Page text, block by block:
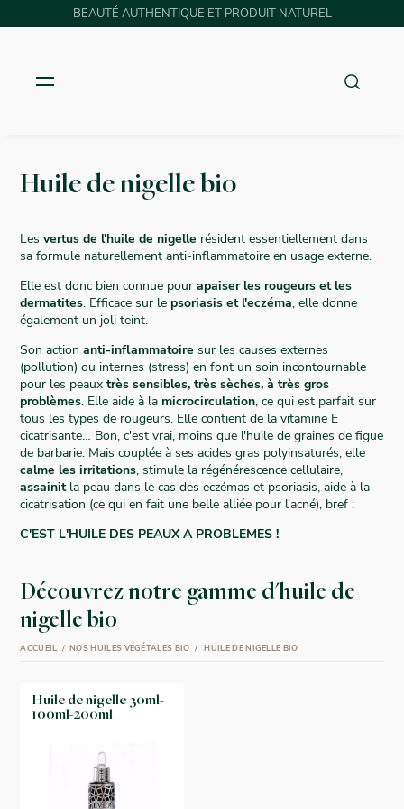
BEAUTÉ AUTHENTIQUE ET PRODUIT NATUREL
Huile de nigelle bio
Lesvertus de l'huile de nigelle résident essentiellement dans
sa formule naturellement anti-inflammatoire en usage externe.
Elle est donc bien connue pourapaiser les rougeurs et les
dermatites. Efficace sur lepsoriasis et l'eczéma, elle donne
également un joli teint.
Son actionanti-inflammatoire sur les causes externes
(pollution) ou internes (stress) en font un soin incontournable
pour les peauxtrès sensibles, très sèches, à très gros
problèmes. Elle aide à la microcirculation, ce qui est parfait sur
tous les types de rougeurs. Elle contient de la vitamine E
cicatrisante… Bon, c'est vrai, moins que l'huile de graines de figue
de barbarie. Mais couplée à ses acides gras polyinsaturés, elle
calme les irritations, stimule la régénérescence cellulaire,
assainitla peau dans le cas des eczémas et psoriasis, aide à la
cicatrisation (ce qui en fait une belle alliée pour l'acné), bref :
C'EST L'HUILE DES PEAUX A PROBLEMES !
Découvrez notre gamme d'huile de
nigelle bio
ACCUEIL NOS HUILES VÉGÉTALES BIO HUILE DE NIGELLE BIO
Huile de nigelle 30ml-
100ml-200ml